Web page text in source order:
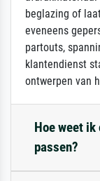
beglazing of
eveneens
partouts,
klantendienst
ontwerpen van
Hoe weet
passen?